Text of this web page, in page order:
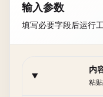
输入参数
填写必要字段后运行工
内
粘